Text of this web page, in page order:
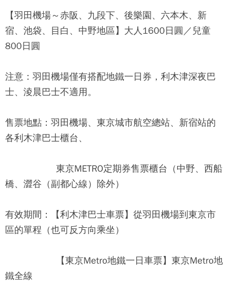
【羽田機場～赤阪、九段下、後樂園、六本木、新
宿、池袋、目白、中野地區】大人1600日圓／兒童
800日圓
注意：羽田機場僅有搭配地鐵一日券，利木津深夜巴
士、淩晨巴士不適用。
售票地點：羽田機場、東京城市航空總站、新宿站的
各利木津巴士櫃台、
東京METRO定期券售票櫃台（中野、西船
橋、澀谷（副都心線）除外）
有效期間：【利木津巴士車票】從羽田機場到東京市
區的單程（也可反方向乘坐）
【東京Metro地鐵一日車票】東京Metro地
鐵全線